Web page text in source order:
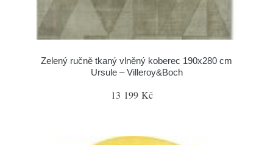
Zelený ručně tkaný vlněný koberec 190x280 cm
Ursule – Villeroy&Boch
13 199 Kč